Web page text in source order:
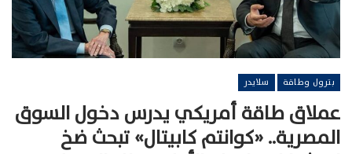
بترول وطاقة سلايدر
عملاق طاقة أمريكي يدرس دخول السوق
المصرية.. «كوانتم كابيتال» تبحث ضخ